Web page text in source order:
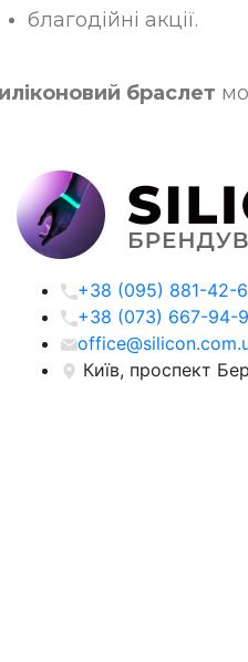
благодійні акції.
браслет
+38 (095) 881-42-
+38 (073) 667-94-
Київ, проспект